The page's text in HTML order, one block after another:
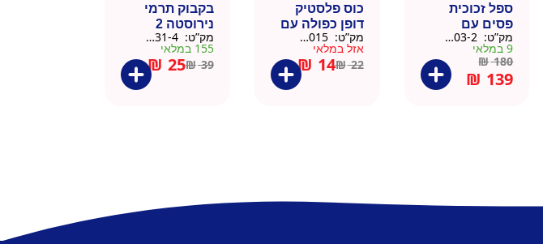
ספל זכוכית
פסים עם
תחתית וידית עץ
– מארז 2 יח
מק”ט:
9 במלאי
₪180
₪ 139
כוס פלסטיק
דופן כפולה עם
קשית
מק”ט: 9911015
אזל במלאי
₪22
₪ 14
בקבוק תרמי
נירוסטה 2
פקקים 500 מל
– כסוף קלאסי
מק”ט: 9901031-4
155 במלאי
₪39
₪ 25